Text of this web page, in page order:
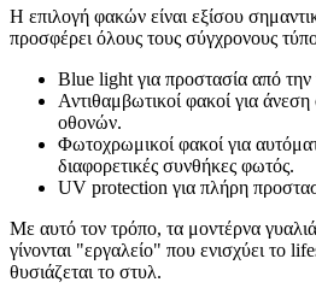
Η επιλογή φακών είναι εξίσου
προσφέρει όλους τους σύγχρονους
Blue light για προστασία από
Αντιθαμβωτικοί φακοί για
οθονών.
Φωτοχρωμικοί φακοί για
διαφορετικές συνθήκες φωτός.
UV protection για πλήρη
Με αυτό τον τρόπο, τα μοντέρνα
γίνονται "εργαλείο" που ενισχύει το
θυσιάζεται το στυλ.